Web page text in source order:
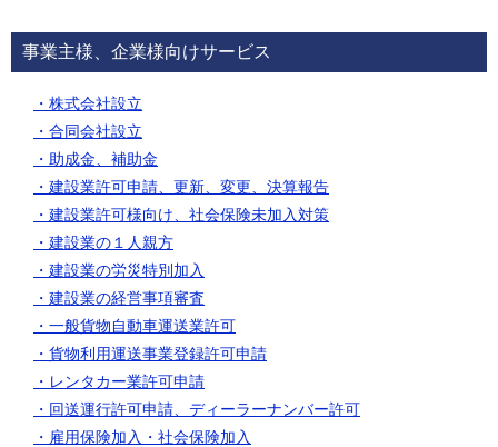
事業主様、企業様向けサービス
・株式会社設立
・合同会社設立
・助成金、補助金
・建設業許可申請、更新、変更、決算報告
・建設業許可様向け、社会保険未加入対策
・建設業の１人親方
・建設業の労災特別加入
・建設業の経営事項審査
・一般貨物自動車運送業許可
・貨物利用運送事業登録許可申請
・レンタカー業許可申請
・回送運行許可申請、ディーラーナンバー許可
・雇用保険加入 ・社会保険加入